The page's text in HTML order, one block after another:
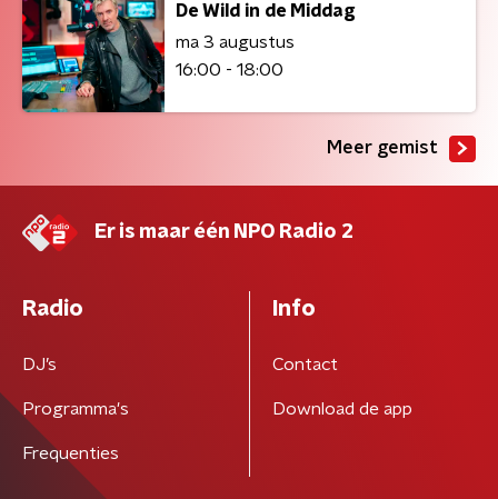
De Wild in de Middag
ma 3 augustus
16:00 - 18:00
Meer gemist
Er is maar één NPO Radio 2
Radio
DJ’s
Programma's
Frequenties
Info
Contact
Download de app